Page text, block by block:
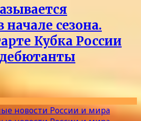
начале сезона.
Кубка России